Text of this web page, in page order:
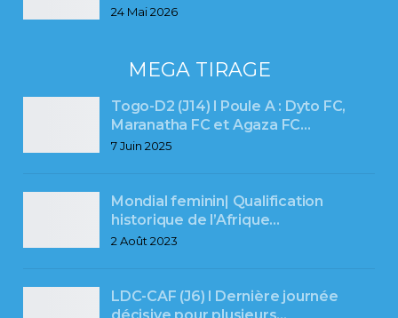
24 Mai 2026
MEGA TIRAGE
Togo-D2 (J14) l Poule A : Dyto FC,
Maranatha FC et Agaza FC…
7 Juin 2025
Mondial feminin| Qualification
historique de l’Afrique…
2 Août 2023
LDC-CAF (J6) l Dernière journée
décisive pour plusieurs…